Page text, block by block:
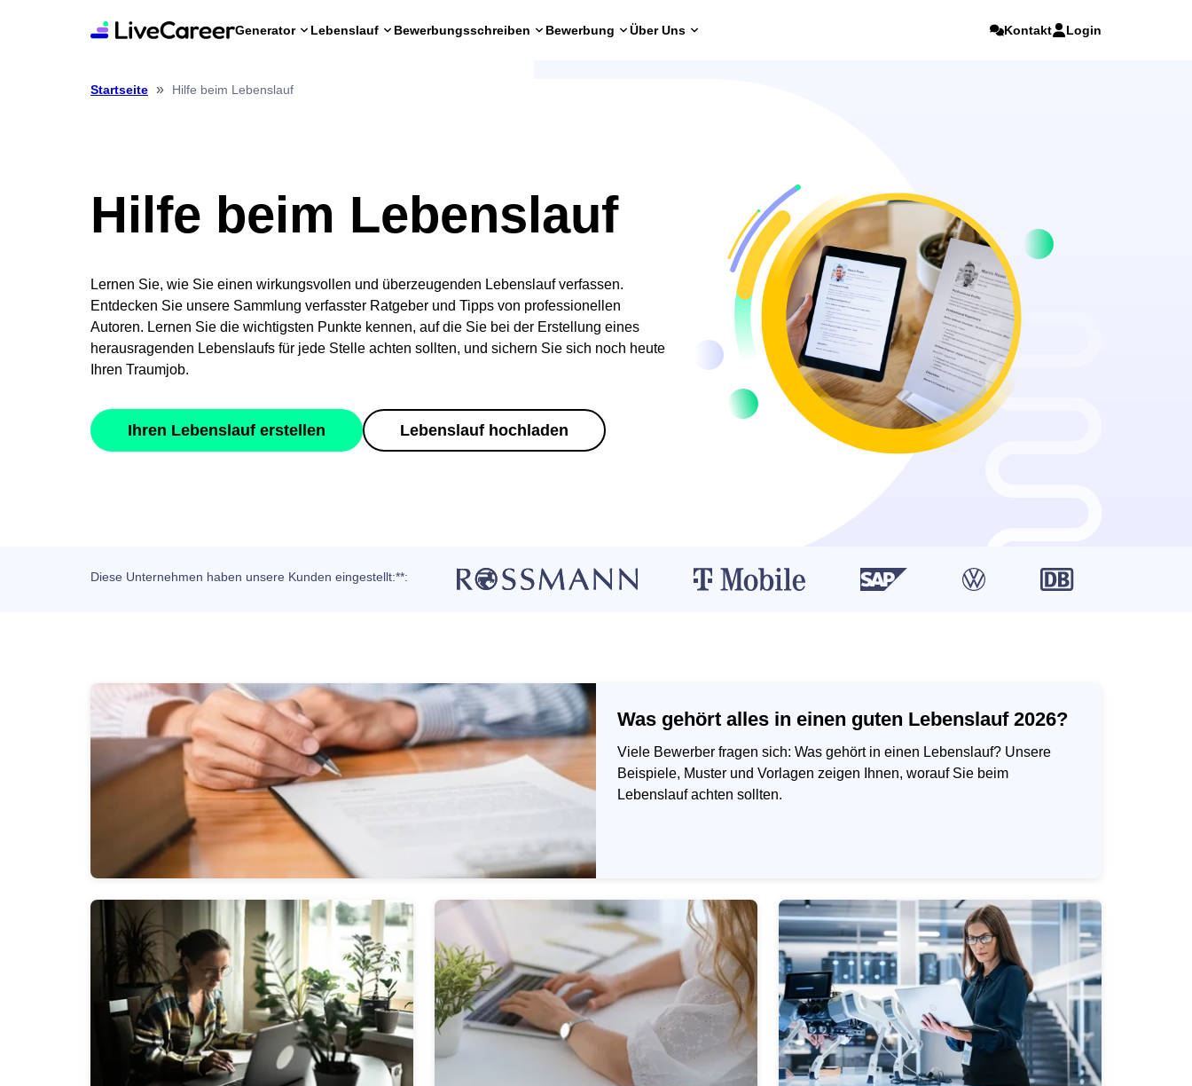
Generator Lebenslauf Bewerbungsschreiben Bewerbung Über Uns Kontakt Login
Startseite » Hilfe beim Lebenslauf
Hilfe beim Lebenslauf
Lernen Sie, wie Sie einen wirkungsvollen und überzeugenden Lebenslauf verfassen.
Entdecken Sie unsere Sammlung verfasster Ratgeber und Tipps von professionellen
Autoren. Lernen Sie die wichtigsten Punkte kennen, auf die Sie bei der Erstellung eines
herausragenden Lebenslaufs für jede Stelle achten sollten, und sichern Sie sich noch heute
Ihren Traumjob.
Ihren Lebenslauf erstellen Lebenslauf hochladen
Diese Unternehmen haben unsere Kunden eingestellt:**:
Was gehört alles in einen guten Lebenslauf 2026?
Viele Bewerber fragen sich: Was gehört in einen Lebenslauf? Unsere
Beispiele, Muster und Vorlagen zeigen Ihnen, worauf Sie beim
Lebenslauf achten sollten.